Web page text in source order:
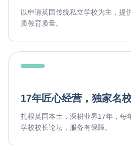
以申请英国传统私立学校为主，提
质教育质量。
17年匠心经营，独家名
扎根英国本土，深耕业界17年，每
学校校长论坛，服务有保障。